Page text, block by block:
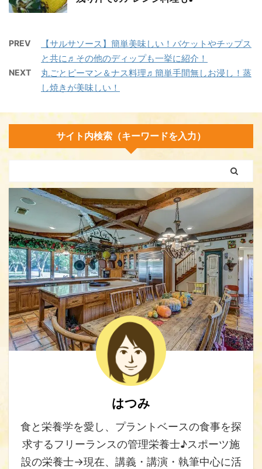
PREV
【サルサソース】簡単美味しい！バケットやチップス
と共に♬その他のディップも一挙に紹介！
NEXT
丸ごとピーマン＆ナス料理♬簡単手間無しお浸し！蒸
し焼きが美味しい！
サイト内検索（キーワードを入力）
はつみ
食と栄養学を愛し、プラントベースの食事を探
求するフリーランスの管理栄養士♪スポーツ施
設の栄養士→現在、講義・講演・執筆中心に活